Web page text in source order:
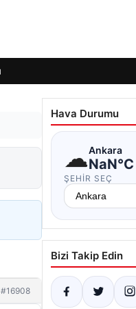
#16908
Hava Durumu
☁Ankara
NaN°C
ŞEHIR SEÇ
Bizi Takip Edin